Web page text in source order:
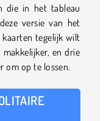
die in het tableau
versie van het
tegelijk wilt
en drie
om op te lossen.